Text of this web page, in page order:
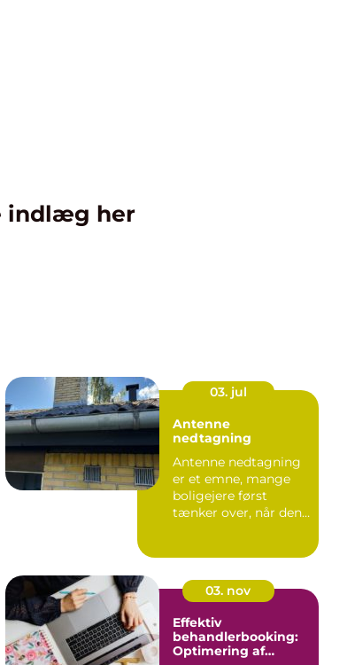
indlæg her
03. jul
Antenne
nedtagning
Antenne nedtagning
er et emne, mange
boligejere først
tænker over, når den
03. nov
Effektiv
behandlerbooking:
Optimering af